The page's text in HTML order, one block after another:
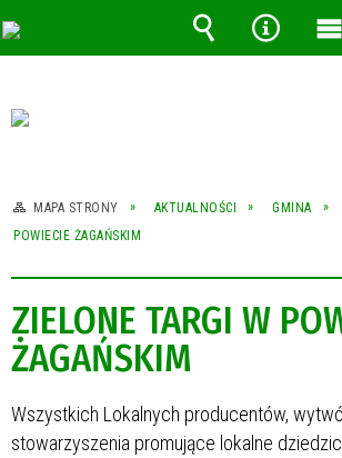
MAPA STRONY AKTUALNOŚCI GMINA
POWIECIE ŻAGAŃSKIM
ZIELONE TARGI W
ŻAGAŃSKIM
Wszystkich Lokalnych producentów,
stowarzyszenia promujące lokalne